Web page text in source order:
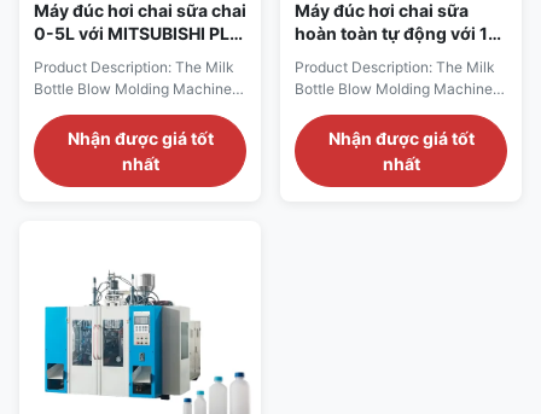
Máy đúc hơi chai sữa chai
0-5L với MITSUBISHI PLC
chai hóa chất
Product Description: The Milk
Bottle Blow Molding Machine is
piece of equipment designed
specifically for the production
of milk bottles ranging from 0 to
Nhận được giá tốt
nhất
Máy đúc hơi chai sữa
hoàn toàn tự động với 1-4
Product Description: The Milk
Bottle Blow Molding Machine is
piece of equipment designed
specifically for manufacturing
high-quality milk bottles with
Nhận được giá tốt
nhất